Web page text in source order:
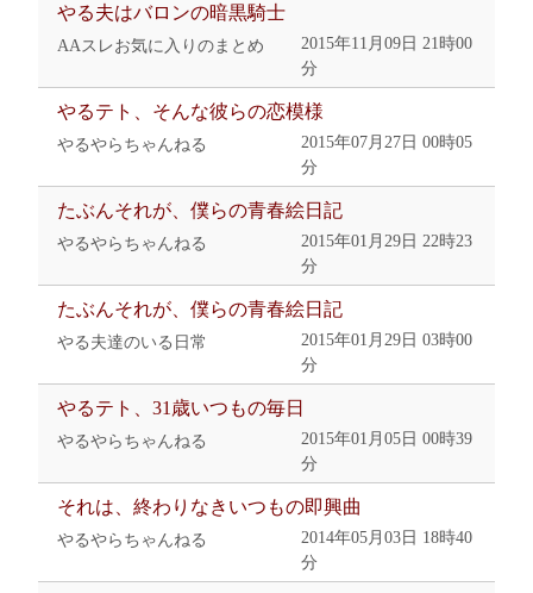
やる夫はバロンの暗黒騎士
AAスレお気に入りのまとめ
2015年11月09日 21時00
分
やるテト、そんな彼らの恋模様
やるやらちゃんねる
2015年07月27日 00時05
分
たぶんそれが、僕らの青春絵日記
やるやらちゃんねる
2015年01月29日 22時23
分
たぶんそれが、僕らの青春絵日記
やる夫達のいる日常
2015年01月29日 03時00
分
やるテト、31歳いつもの毎日
やるやらちゃんねる
2015年01月05日 00時39
分
それは、終わりなきいつもの即興曲
やるやらちゃんねる
2014年05月03日 18時40
分